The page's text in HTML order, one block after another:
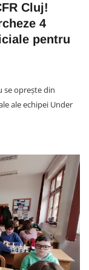
Cluj!
4
pentru
se oprește din
ale echipei Under